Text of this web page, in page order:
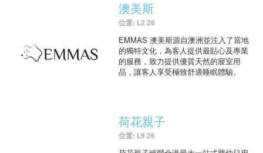
澳美斯
位置: L2 28
EMMAS 澳美斯源自澳洲並注入了當地
的獨特文化，為客人提供最貼心及專業
的服務，致力提供優質天然的寢室用
品，讓客人享受極致舒適睡眠體驗。
荷花親子
位置: L9 26